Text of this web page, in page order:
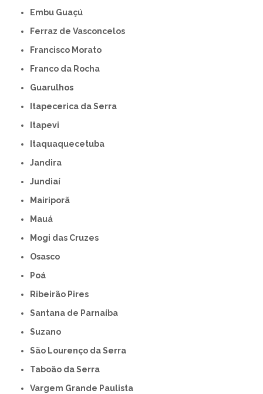
Embu Guaçú
Ferraz de Vasconcelos
Francisco Morato
Franco da Rocha
Guarulhos
Itapecerica da Serra
Itapevi
Itaquaquecetuba
Jandira
Jundiaí
Mairiporã
Mauá
Mogi das Cruzes
Osasco
Poá
Ribeirão Pires
Santana de Parnaíba
Suzano
São Lourenço da Serra
Taboão da Serra
Vargem Grande Paulista